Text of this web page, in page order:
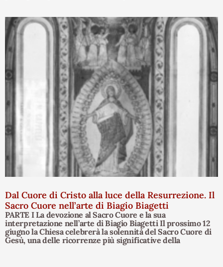
Dal Cuore di Cristo alla luce della Resurrezione. Il
Sacro Cuore nell’arte di Biagio Biagetti
PARTE I La devozione al Sacro Cuore e la sua
interpretazione nell’arte di Biagio Biagetti Il prossimo 12
giugno la Chiesa celebrerà la solennità del Sacro Cuore di
Gesù, una delle ricorrenze più significative della